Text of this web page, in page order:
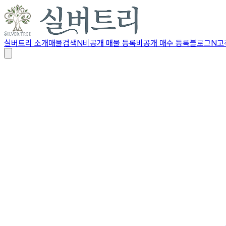
실버트리 소개매물검색N비공개 매물 등록비공개 매수 등록블로그N고